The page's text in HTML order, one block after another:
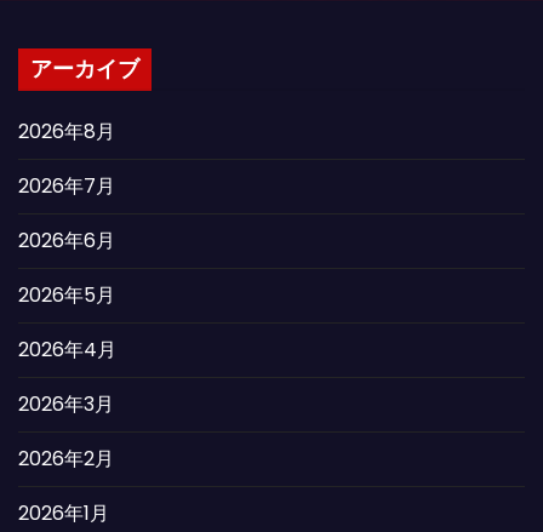
アーカイブ
2026年8月
2026年7月
2026年6月
2026年5月
2026年4月
2026年3月
2026年2月
2026年1月